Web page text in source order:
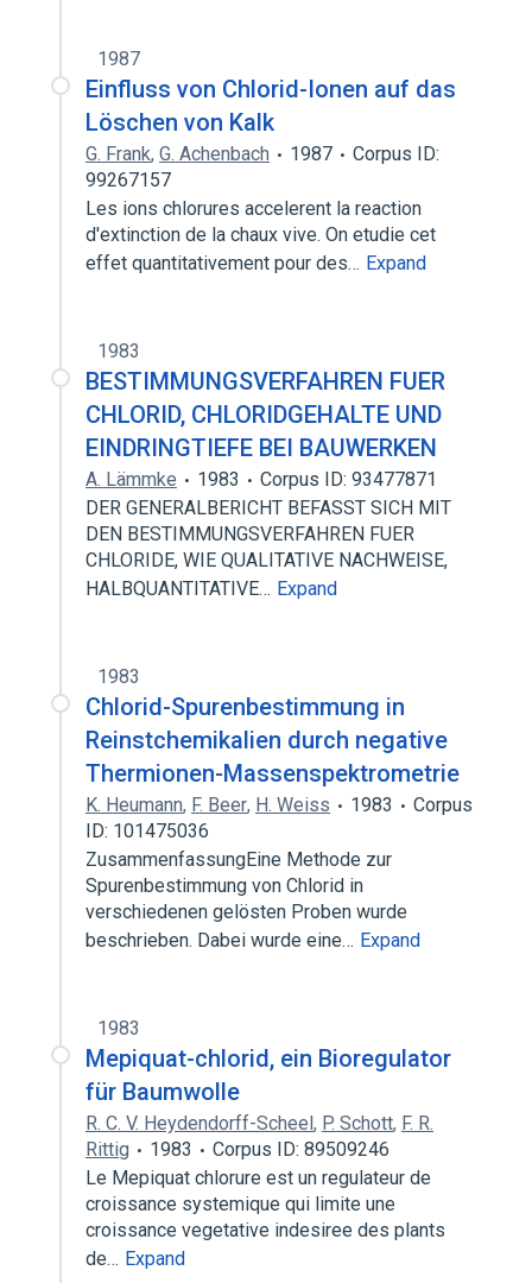
1987
Einfluss von Chlorid-Ionen auf das
Löschen von Kalk
G. Frank, G. Achenbach 1987
Corpus ID:
99267157
Les ions chlorures accelerent la reaction
d'extinction de la chaux vive. On etudie cet
effet quantitativement pour des… Expand
1983
BESTIMMUNGSVERFAHREN FUER
CHLORID, CHLORIDGEHALTE UND
EINDRINGTIEFE BEI BAUWERKEN
A. Lämmke 1983
Corpus ID: 93477871
DER GENERALBERICHT BEFASST SICH MIT
DEN BESTIMMUNGSVERFAHREN FUER
CHLORIDE, WIE QUALITATIVE NACHWEISE,
HALBQUANTITATIVE… Expand
1983
Chlorid-Spurenbestimmung in
Reinstchemikalien durch negative
Thermionen-Massenspektrometrie
K. Heumann, F. Beer, H. Weiss 1983
Corpus
ID: 101475036
ZusammenfassungEine Methode zur
Spurenbestimmung von Chlorid in
verschiedenen gelösten Proben wurde
beschrieben. Dabei wurde eine… Expand
1983
Mepiquat-chlorid, ein Bioregulator
für Baumwolle
R. C. V. Heydendorff-Scheel, P. Schott, F. R.
Rittig
1983
Corpus ID: 89509246
Le Mepiquat chlorure est un regulateur de
croissance systemique qui limite une
croissance vegetative indesiree des plants
de… Expand